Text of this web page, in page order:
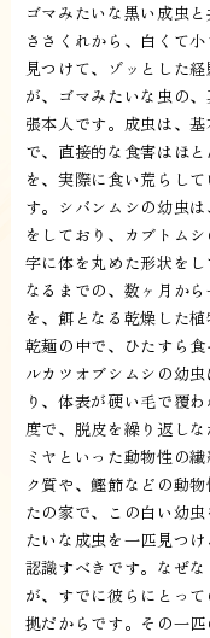
ゴマみたいな黒い成虫
ささくれから、白くて
見つけて、ゾッとした
が、ゴマみたいな虫の
張本人です。成虫は、
で、直接的な食害はほ
を、実際に食い荒らし
す。シバンムシの幼虫
をしており、カブトム
字に体を丸めた形状を
なるまでの、数ヶ月か
を、餌となる乾燥した
乾麺の中で、ひたすら
ルカツオブシムシの幼
り、体表が硬い毛で覆
度で、脱皮を繰り返し
ミヤといった動物性の
ク質や、鰹節などの動
たの家で、この白い幼
たいな成虫を一匹見つ
認識すべきです。なぜ
が、すでに彼らにとっ
拠だからです。その一